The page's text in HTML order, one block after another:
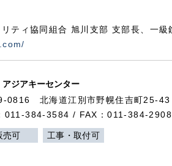
ティ協同組合 旭川支部 支部長、一級
アジアキーセンター
0816 北海道江別市野幌住吉町25-43
011-384-3584 / FAX：011-384-2908
売可 工事・取付可